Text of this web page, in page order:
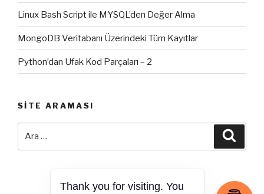
Linux Bash Script ile MYSQL’den Değer Alma
MongoDB Veritabanı Üzerindeki Tüm Kayıtlar
Python’dan Ufak Kod Parçaları – 2
SITE ARAMASI
Thank you for visiting. You